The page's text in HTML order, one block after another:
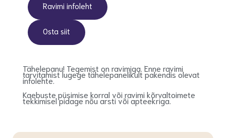
Ravimi infoleht
Osta siit
Tähelepanu! Tegemist on ravimiga. Enne ravimi
tarvitamist lugege tähelepanelikult pakendis olevat
infolehte.
Kaebuste püsimise korral või ravimi kõrvaltoimete
tekkimisel pidage nõu arsti või apteekriga.